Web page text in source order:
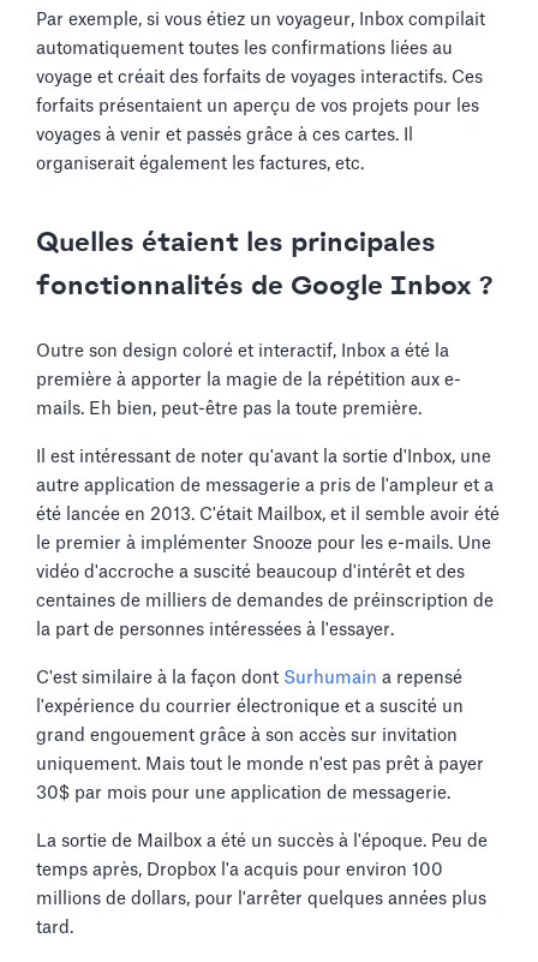
Par exemple, si vous étiez un voyageur, Inbox compilait
automatiquement toutes les confirmations liées au
voyage et créait des forfaits de voyages interactifs. Ces
forfaits présentaient un aperçu de vos projets pour les
voyages à venir et passés grâce à ces cartes. Il
organiserait également les factures, etc.
Quelles étaient les principales
fonctionnalités de Google Inbox ?
Outre son design coloré et interactif, Inbox a été la
première à apporter la magie de la répétition aux e-
mails. Eh bien, peut-être pas la toute première.
Il est intéressant de noter qu'avant la sortie d'Inbox, une
autre application de messagerie a pris de l'ampleur et a
été lancée en 2013. C'était Mailbox, et il semble avoir été
le premier à implémenter Snooze pour les e-mails. Une
vidéo d'accroche a suscité beaucoup d'intérêt et des
centaines de milliers de demandes de préinscription de
la part de personnes intéressées à l'essayer.
C'est similaire à la façon dont Surhumain a repensé
l'expérience du courrier électronique et a suscité un
grand engouement grâce à son accès sur invitation
uniquement. Mais tout le monde n'est pas prêt à payer
30$ par mois pour une application de messagerie.
La sortie de Mailbox a été un succès à l'époque. Peu de
temps après, Dropbox l'a acquis pour environ 100
millions de dollars, pour l'arrêter quelques années plus
tard.